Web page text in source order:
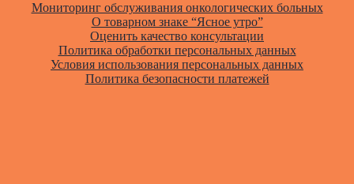
Мониторинг обслуживания онкологических больных
О товарном знаке “Ясное утро”
Оценить качество консультации
Политика обработки персональных данных
Условия использования персональных данных
Политика безопасности платежей